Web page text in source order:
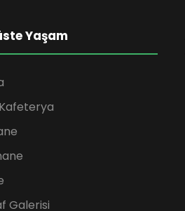
Yaşam
Galerisi